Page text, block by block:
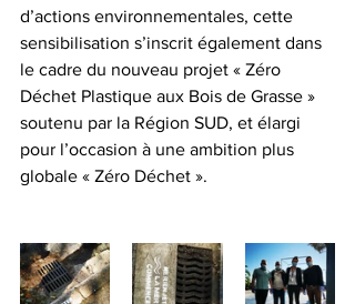
d’actions environnementales, cette
sensibilisation s’inscrit également dans
le cadre du nouveau projet « Zéro
Déchet Plastique aux Bois de Grasse »
soutenu par la Région SUD, et élargi
pour l’occasion à une ambition plus
globale « Zéro Déchet ».